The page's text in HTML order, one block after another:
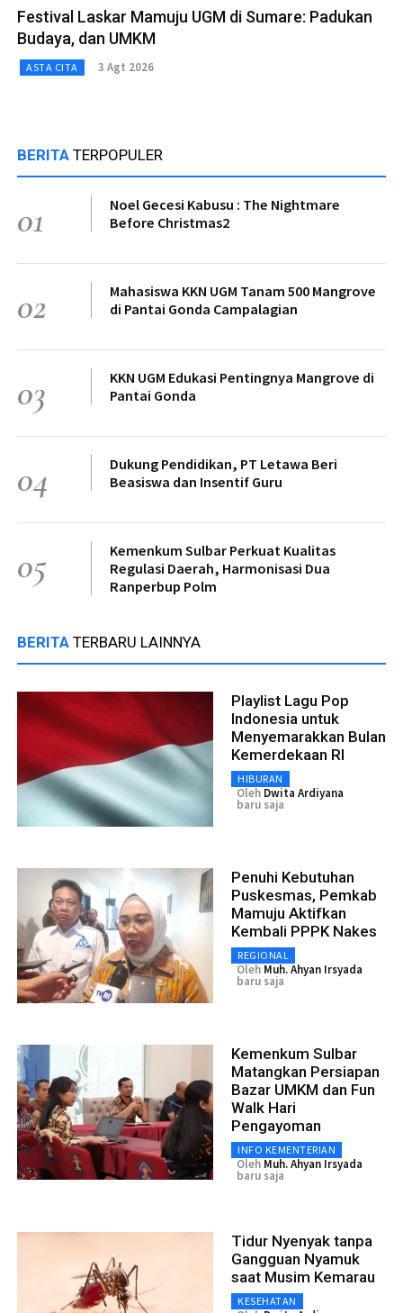
Festival Laskar Mamuju UGM di Sumare: Padukan
Budaya, dan UMKM
ASTA CITA 3 Agt 2026
BERITA TERPOPULER
01
Noel Gecesi Kabusu : The Nightmare
Before Christmas2
02
Mahasiswa KKN UGM Tanam 500 Mangrove
di Pantai Gonda Campalagian
03
KKN UGM Edukasi Pentingnya Mangrove di
Pantai Gonda
04
Dukung Pendidikan, PT Letawa Beri
Beasiswa dan Insentif Guru
05
Kemenkum Sulbar Perkuat Kualitas
Regulasi Daerah, Harmonisasi Dua
Ranperbup Polm
BERITA TERBARU LAINNYA
Playlist Lagu Pop
Indonesia untuk
Menyemarakkan Bulan
Kemerdekaan RI
HIBURAN
Oleh Dwita Ardiyana
baru saja
Penuhi Kebutuhan
Puskesmas, Pemkab
Mamuju Aktifkan
Kembali PPPK Nakes
REGIONAL
Oleh Muh. Ahyan Irsyada
baru saja
Kemenkum Sulbar
Matangkan Persiapan
Bazar UMKM dan Fun
Walk Hari
Pengayoman
INFO KEMENTERIAN
Oleh Muh. Ahyan Irsyada
baru saja
Tidur Nyenyak tanpa
Gangguan Nyamuk
saat Musim Kemarau
KESEHATAN